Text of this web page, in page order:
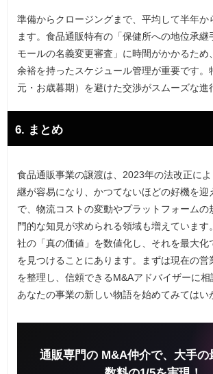
準備からクロージングまで、平均して半年か
ます。食品通販特有の「保健所への地位承継
モールの名義変更審査」に時間がかかるため
余裕を持ったスケジュール管理が重要です。
元・お歳暮期）を避けた交渉がスムーズな進
6. まとめ
食品通販事業の譲渡は、2023年の法改正に
継が容易になり、かつてないほどの好機を迎
で、物流コストの変動やプラットフォームの
門的な知見が求められる領域も増えています
社の「真の価値」を数値化し、それを最大化
を見つけることにあります。まずは現在の営
を整理し、信頼できるM&Aアドバイザーに相
あなたの事業の新しい物語を始めてみてはい
通販専門の M&A仲介で、大手の